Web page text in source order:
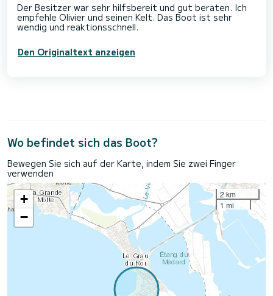
Der Besitzer war sehr hilfsbereit und gut beraten. Ich
empfehle Olivier und seinen Kelt. Das Boot ist sehr
Den Originaltext anzeigen
Wo befindet sich das Boot?
Bewegen Sie sich auf der Karte, indem Sie zwei Finger
verwenden
+
−
2 km
1 mi